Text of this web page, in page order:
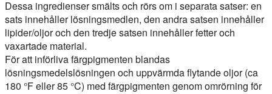
Dessa ingredienser smälts och rörs om i separata satser: en
sats innehåller lösningsmedlen, den andra satsen innehåller
lipider/oljor och den tredje satsen innehåller fetter och
vaxartade material.
För att införliva färgpigmenten blandas
lösningsmedelslösningen och uppvärmda flytande oljor (ca
180 °F eller 85 °C) med färgpigmenten genom omrörning för